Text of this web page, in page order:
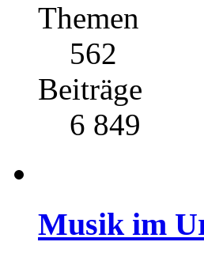
Themen
562
Beiträge
6 849
Musik im